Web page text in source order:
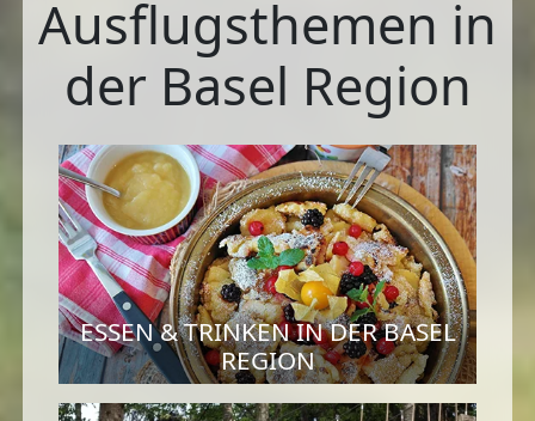
Ausflugsthemen in
der Basel Region
ESSEN & TRINKEN IN DER BASEL
REGION